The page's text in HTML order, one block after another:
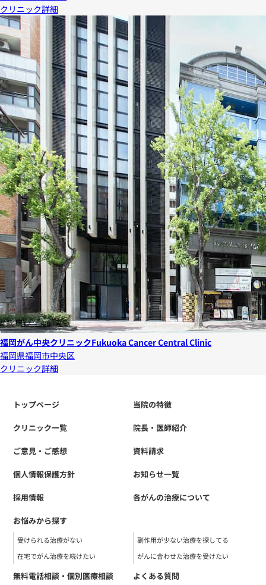
クリニック詳細
福岡がん中央クリニックFukuoka Cancer Central Clinic
福岡県福岡市中央区
クリニック詳細
トップページ 当院の特徴
クリニック一覧 院長・医師紹介
各がんの治療について
お悩みから探す
受けられる治療がない
副作用が少ない治療を探してる
在宅でがん治療を続けたい
がんに合わせた治療を受けたい
無料電話相談・個別医療相談 よくある質問
ご意見・ご感想 資料請求
個人情報保護方針 お知らせ一覧
採用情報